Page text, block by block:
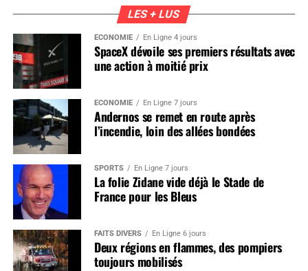
LES + LUS
ÉCONOMIE En Ligne 4 jours
SpaceX dévoile ses premiers résultats avec
une action à moitié prix
ÉCONOMIE En Ligne 7 jours
Andernos se remet en route après
l’incendie, loin des allées bondées
SPORTS En Ligne 7 jours
La folie Zidane vide déjà le Stade de
France pour les Bleus
FAITS DIVERS En Ligne 6 jours
Deux régions en flammes, des pompiers
toujours mobilisés